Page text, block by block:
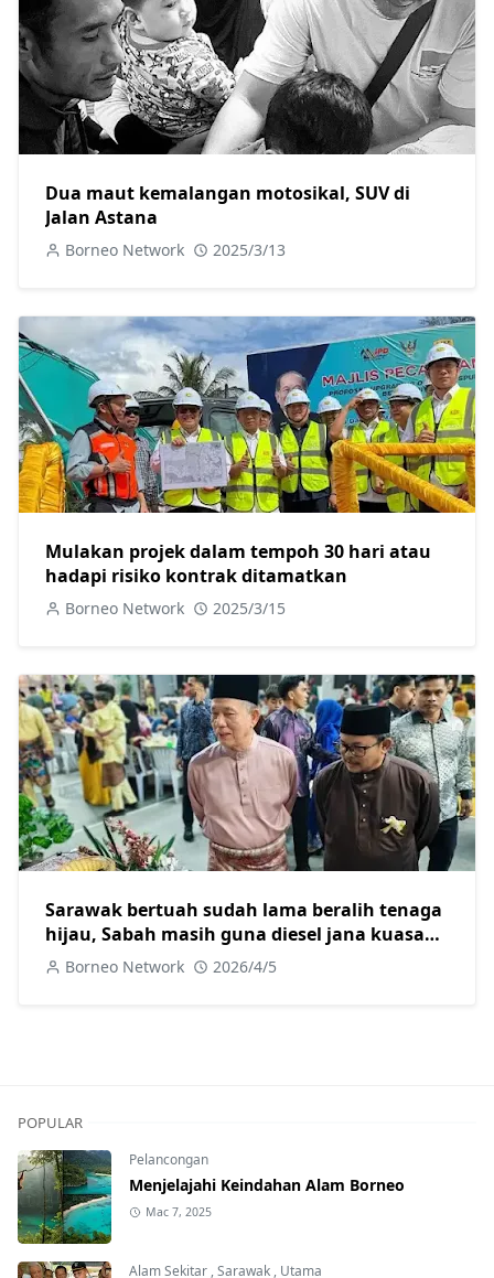
Dua maut kemalangan motosikal, SUV di
Jalan Astana
Borneo Network 2025/3/13
Mulakan projek dalam tempoh 30 hari atau
hadapi risiko kontrak ditamatkan
Borneo Network 2025/3/15
Sarawak bertuah sudah lama beralih tenaga
hijau, Sabah masih guna diesel jana kuasa
elektrik
Borneo Network 2026/4/5
POPULAR
Pelancongan
Menjelajahi Keindahan Alam Borneo
Mac 7, 2025
Alam Sekitar ,Sarawak , Utama